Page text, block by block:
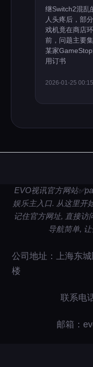
继Switch2混乱
人头疼后，部
戏机竟在商店
前，问题主要
某家
用订书
2026-01-25
EVO视讯官方网站
娱乐主入口. 从这里开
记住官方网址, 直接访
导航简单,
公司地址：上海东
楼
联系电
邮箱：